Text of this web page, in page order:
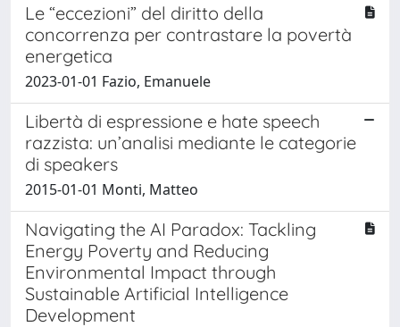
Le “eccezioni” del diritto della
concorrenza per contrastare la povertà
energetica
2023-01-01 Fazio, Emanuele
Libertà di espressione e hate speech
razzista: un’analisi mediante le categorie
di speakers
2015-01-01 Monti, Matteo
Navigating the AI Paradox: Tackling
Energy Poverty and Reducing
Environmental Impact through
Sustainable Artificial Intelligence
Development